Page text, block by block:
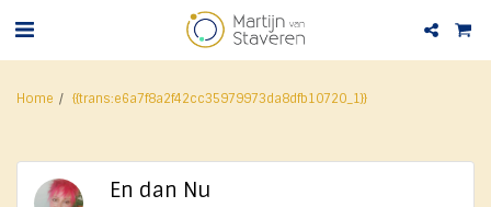
Home {{trans:e6a7f8a2f42cc35979973da8dfb10720_1}}
En dan Nu